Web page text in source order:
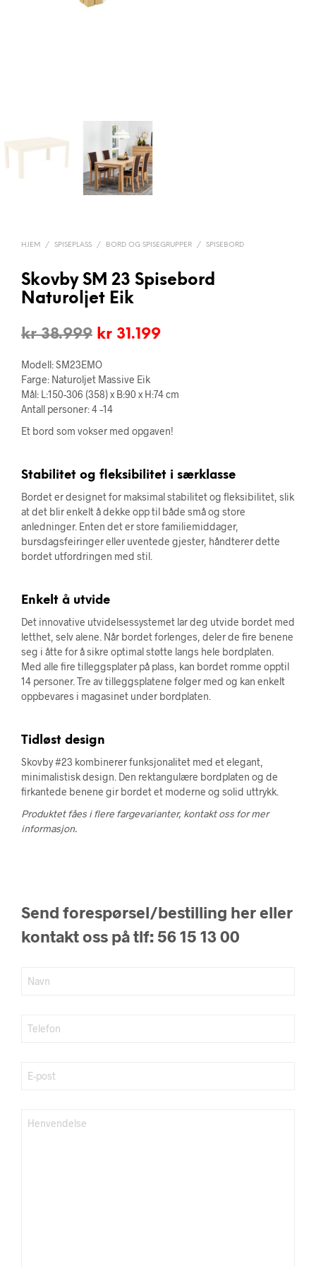
HJEM / SPISEPLASS / BORD OG SPISEGRUPPER / SPISEBORD
Skovby SM 23 Spisebord
Naturoljet Eik
kr38.999 Opprinnelig
pris
var:
kr 38.999.
kr 31.199Nåværende
kr 31.199.
Modell: SM23EMO
Farge: Naturoljet Massive Eik
Mål: L:150-306 (358) x B:90 x H:74 cm
Antall personer: 4 –14
Et bord som vokser med opgaven!
Stabilitet og fleksibilitet i særklasse
Bordet er designet for maksimal stabilitet og fleksibilitet, slik
at det blir enkelt å dekke opp til både små og store
anledninger. Enten det er store familiemiddager,
bursdagsfeiringer eller uventede gjester, håndterer dette
bordet utfordringen med stil.
Enkelt å utvide
Det innovative utvidelsessystemet lar deg utvide bordet med
letthet, selv alene. Når bordet forlenges, deler de fire benene
seg i åtte for å sikre optimal støtte langs hele bordplaten.
Med alle fire tilleggsplater på plass, kan bordet romme opptil
14 personer. Tre av tilleggsplatene følger med og kan enkelt
oppbevares i magasinet under bordplaten.
Tidløst design
Skovby #23 kombinerer funksjonalitet med et elegant,
minimalistisk design. Den rektangulære bordplaten og de
firkantede benene gir bordet et moderne og solid uttrykk.
Produktet fåes i flere fargevarianter, kontakt oss for mer
informasjon.
Send forespørsel/bestilling her eller
kontakt oss på tlf: 56 15 13 00